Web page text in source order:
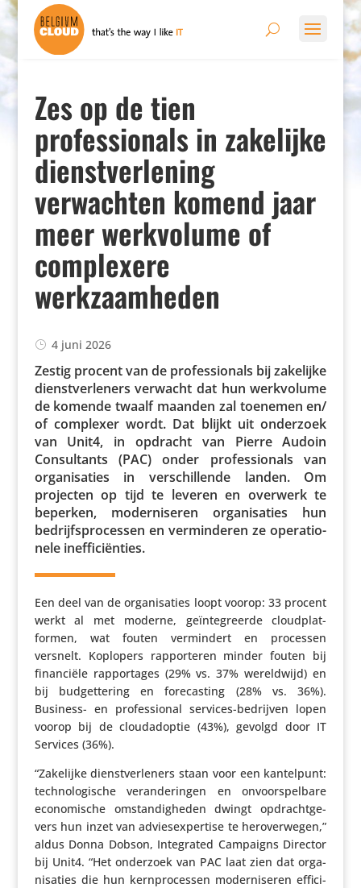
Zes op de tien
professionals in zakelijke
dienstverlening
verwachten komend jaar
meer werkvolume of
complexere
werkzaamheden
4 juni 2026
Zestig procent van de profes­si­o­nals bij zakelijke
dienst­ver­le­ners verwacht dat hun werk­vo­lume
de komende twaalf maanden zal toenemen en/​
of complexer wordt. Dat blijkt uit onderzoek
van Unit4, in opdracht van Pierre Audoin
Consul­tants (PAC) onder profes­si­o­nals van
orga­ni­sa­ties in verschil­lende landen. Om
projecten op tijd te leveren en overwerk te
beperken, moder­ni­seren orga­ni­sa­ties hun
bedrijfs­pro­cessen en vermin­deren ze opera­ti­o­
nele inefficiënties.
Een deel van de orga­ni­sa­ties loopt voorop: 33 procent
werkt al met moderne, geïn­te­greerde cloud­plat­
formen, wat fouten vermin­dert en processen
versnelt. Koplopers rappor­teren minder fouten bij
finan­ciële rappor­tages (29% vs. 37% wereld­wijd) en
bij budget­te­ring en fore­cas­ting (28% vs. 36%).
Business- en profes­si­onal services-bedrijven lopen
voorop bij de cloud­adoptie (43%), gevolgd door IT
Services (36%).
“Zakelijke dienst­ver­le­ners staan voor een kantel­punt:
tech­no­lo­gi­sche veran­de­ringen en onvoor­spel­bare
econo­mi­sche omstan­dig­heden dwingt opdracht­ge­
vers hun inzet van advies­ex­per­tise te hero­ver­wegen,”
aldus Donna Dobson, Inte­grated Campaigns Director
bij Unit4. “Het onderzoek van PAC laat zien dat orga­
ni­sa­ties die hun kern­pro­cessen moder­ni­seren effi­ci­